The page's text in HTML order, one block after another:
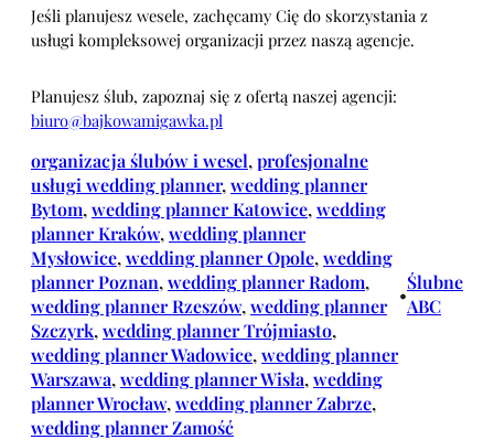
Jeśli planujesz wesele, zachęcamy Cię do skorzystania z
usługi kompleksowej organizacji przez naszą agencje.
Planujesz ślub, zapoznaj się z ofertą naszej agencji:
biuro@bajkowamigawka.pl
organizacja ślubów i wesel, profesjonalne
usługi wedding planner, wedding planner
Bytom, wedding planner Katowice, wedding
planner Kraków, wedding planner
Mysłowice, wedding planner Opole, wedding
planner Poznan, wedding planner Radom
wedding planner Rzeszów, wedding planner
Szczyrk, wedding planner Trójmiasto
wedding planner Wadowice, wedding planner
Warszawa, wedding planner Wisła, wedding
planner Wrocław, wedding planner Zabrze
wedding planner Zamość
•
Ślubne
ABC